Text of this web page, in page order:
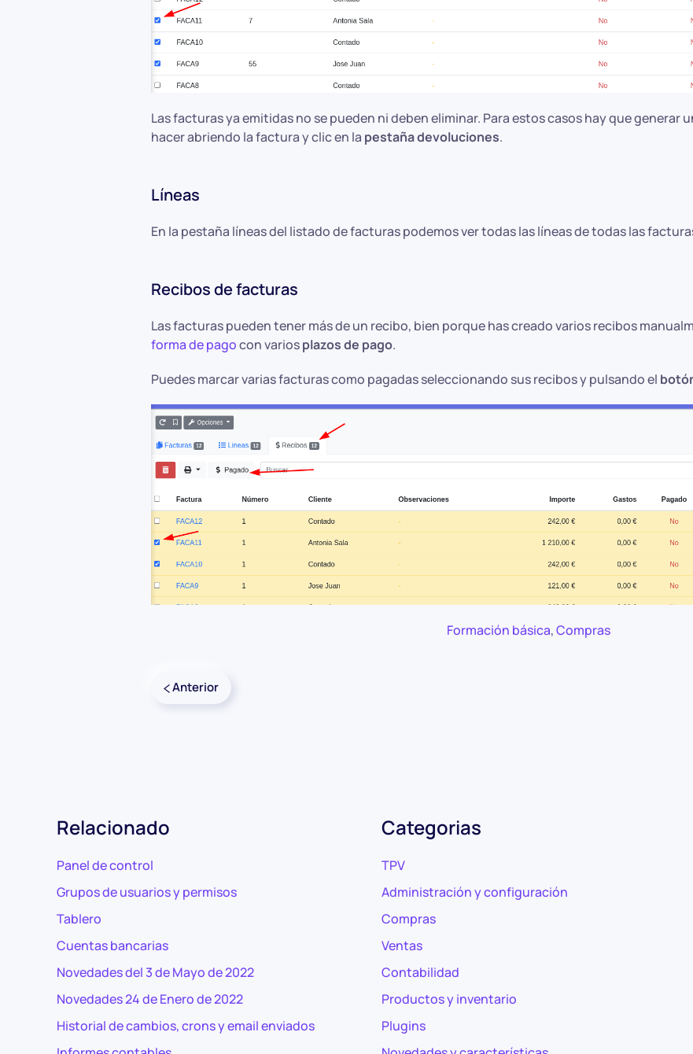
Las facturas ya emitidas no se pueden ni deben eliminar. Para estos casos hay que
hacer abriendo la factura y clic en la pestaña devoluciones.
Líneas
En la pestaña líneas del listado de facturas podemos ver todas las líneas de todas las
Recibos de facturas
Las facturas pueden tener más de un recibo, bien porque has creado varios recibos
forma de pagocon variosplazos de pago.
Puedes marcar varias facturas como pagadas seleccionando sus recibos y pulsando el
Formación básica,Compras
Anterior
Relacionado
Panel de control
Grupos de usuarios y permisos
Tablero
Cuentas bancarias
Novedades del 3 de Mayo de 2022
Novedades 24 de Enero de 2022
Historial de cambios, crons y email enviados
Categorias
TPV
Administración y configuración
Compras
Ventas
Contabilidad
Productos y inventario
Plugins